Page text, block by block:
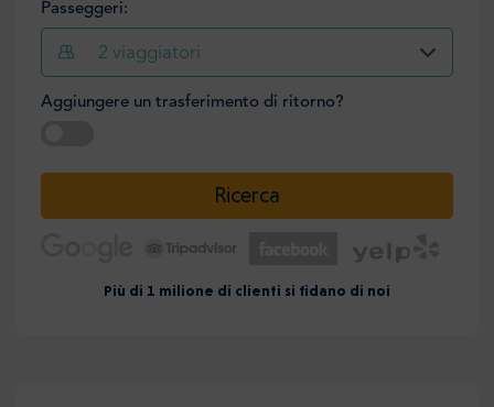
Passeggeri:
2 viaggiatori
Aggiungere un trasferimento di ritorno?
Ricerca
Più di 1 milione di clienti si fidano di noi